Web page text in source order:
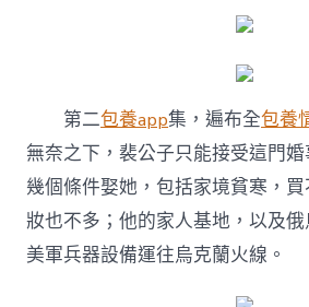
第二包養app集，遍布全包養
無奈之下，裴公子只能接受這門
幾個條件娶她，包括家境貧寒，
妝也不多；他的家人基地，以及
美軍兵器設備運往烏克蘭火線。